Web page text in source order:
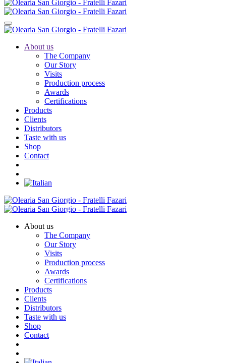
About us
The Company
Our Story
Visits
Production process
Awards
Certifications
Products
Clients
Distributors
Taste with us
Shop
Contact
About us
The Company
Our Story
Visits
Production process
Awards
Certifications
Products
Clients
Distributors
Taste with us
Shop
Contact